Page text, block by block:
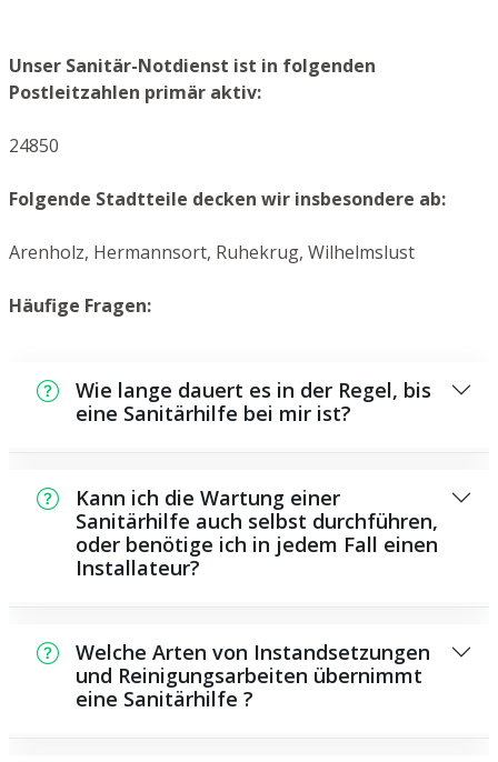
Unser Sanitär-Notdienst ist in folgenden
Postleitzahlen primär aktiv:
24850
Folgende Stadtteile decken wir insbesondere ab:
Arenholz, Hermannsort, Ruhekrug, Wilhelmslust
Häufige Fragen:
Wie lange dauert es in der Regel, bis
eine Sanitärhilfe bei mir ist?
Zeitraum an der Schadensstelle sein. Dies
hängt aber auch von der Auftragslage zu
dem Zeitraum ab sowie von der
Verkehrssituation und der Entfernung zu
Kann ich die Wartung einer
Sanitärhilfe auch selbst durchführen,
oder benötige ich in jedem Fall einen
Installateur?
Wartungsarbeiten, die Sie selbst ausführen
können, zum Beispiel die Anwendung von
Rohrreinigern aus dem Geschäft. Allerdings
Welche Arten von Instandsetzungen
und Reinigungsarbeiten übernimmt
eine Sanitärhilfe ?